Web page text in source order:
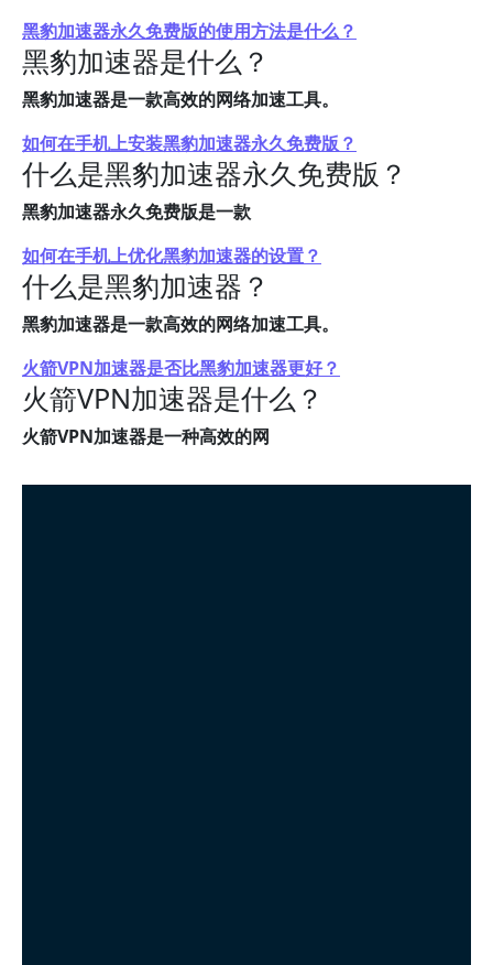
黑豹加速器永久免费版的使用方法是什么？
黑豹加速器是什么？
黑豹加速器是一款高效的网络加速工具。
如何在手机上安装黑豹加速器永久免费版？
什么是黑豹加速器永久免费版？
黑豹加速器永久免费版是一款
如何在手机上优化黑豹加速器的设置？
什么是黑豹加速器？
黑豹加速器是一款高效的网络加速工具。
火箭VPN加速器是否比黑豹加速器更好？
火箭VPN加速器是什么？
火箭VPN加速器是一种高效的网